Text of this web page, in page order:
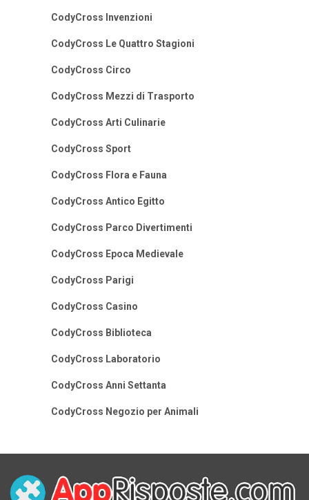
CodyCross Invenzioni
CodyCross Le Quattro Stagioni
CodyCross Circo
CodyCross Mezzi di Trasporto
CodyCross Arti Culinarie
CodyCross Sport
CodyCross Flora e Fauna
CodyCross Antico Egitto
CodyCross Parco Divertimenti
CodyCross Epoca Medievale
CodyCross Parigi
CodyCross Casino
CodyCross Biblioteca
CodyCross Laboratorio
CodyCross Anni Settanta
CodyCross Negozio per Animali